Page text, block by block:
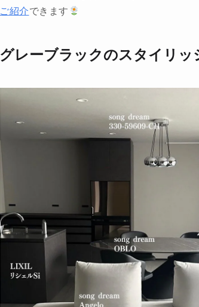
ご紹介できます
グレーブラックのスタイリッ